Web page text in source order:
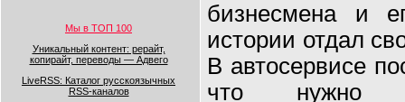
Мы в ТОП 100
Уникальный контент: рерайт,
копирайт, переводы — Адвего
LiveRSS: Каталог русскоязычных
RSS-каналов
бизнесмена и
истории отдал
В автосервисе
что нужно